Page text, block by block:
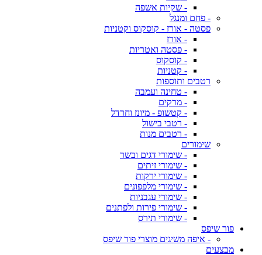
- שקיות אשפה
- פחם ומנגל
פסטה - אורז - קוסקוס וקטניות
- אורז
- פסטה ואטריות
- קוסקוס
- קטניות
רטבים ותוספות
- טחינה ועמבה
- מרקים
- קטשופ - מיונז וחרדל
- רטבי בישול
- רטבים מנות
שימורים
- שימורי דגים ובשר
- שימורי זיתים
- שימורי ירקות
- שימורי מלפפונים
- שימורי עגבניות
- שימורי פירות ולפתנים
- שימורי תירס
פור שיפס
- איפה משיגים מוצרי פור שיפס
מבצעים